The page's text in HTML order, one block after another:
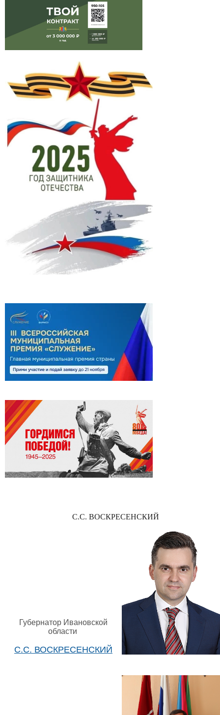
С.С. ВОСКРЕСЕНСКИЙ
Губернатор Ивановской
области
С.С. ВОСКРЕСЕНСКИЙ